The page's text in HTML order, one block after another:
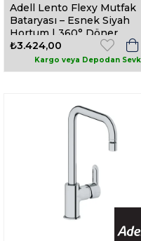
Adell Lento Flexy Mutfak
Bataryası – Esnek Siyah
Hortum | 360° Döner
Başlık | Parlak Krom Gövde
₺3.424,00